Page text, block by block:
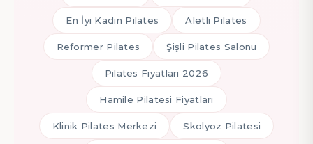
En İyi Kadın Pilates Aletli Pilates
Reformer Pilates Şişli Pilates Salonu
Pilates Fiyatları 2026
Hamile Pilatesi Fiyatları
Klinik Pilates Merkezi Skolyoz Pilatesi